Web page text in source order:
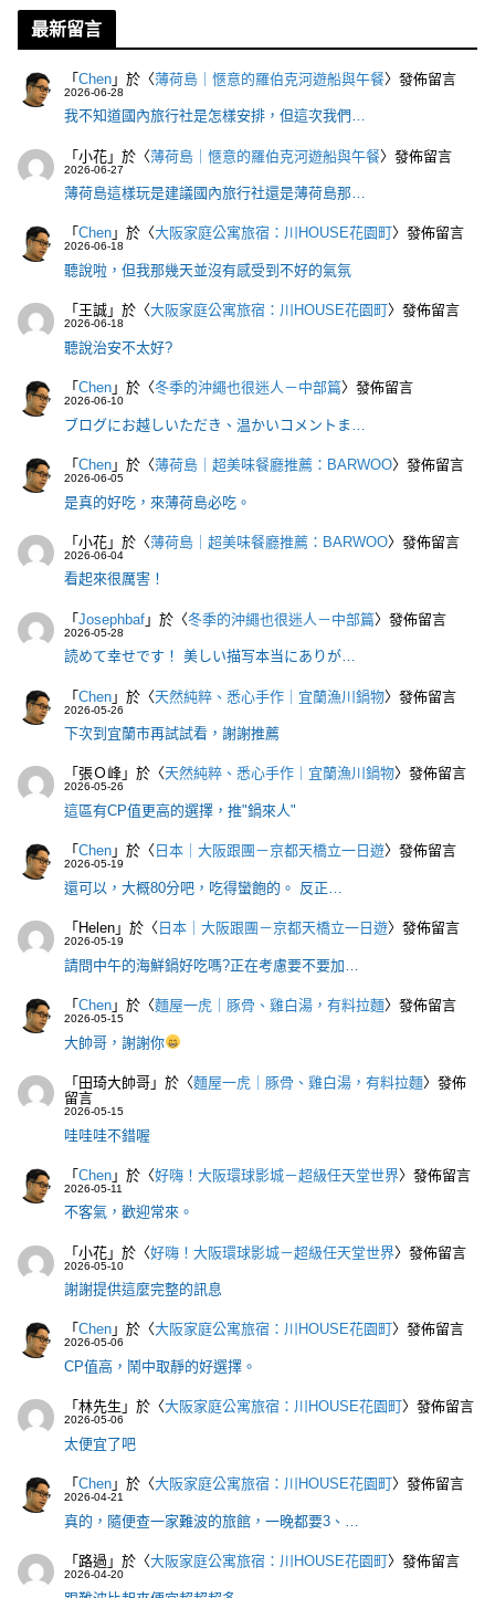
最新留言
「Chen 」於〈薄荷島｜愜意的羅伯克河遊船與午餐〉發佈留言
2026-06-28
我不知道國內旅行社是怎樣安排，但這次我們…
「小花 」於〈薄荷島｜愜意的羅伯克河遊船與午餐〉發佈留言
2026-06-27
薄荷島這樣玩是建議國內旅行社還是薄荷島那…
「Chen 」於〈大阪家庭公寓旅宿：川HOUSE花園町〉發佈留言
2026-06-18
聽說啦，但我那幾天並沒有感受到不好的氣氛
「 王誠 」於〈大阪家庭公寓旅宿：川HOUSE花園町〉發佈留言
2026-06-18
聽說治安不太好?
「Chen 」於〈冬季的沖繩也很迷人－中部篇〉發佈留言
2026-06-10
ブログにお越しいただき、温かいコメントま…
「Chen 」於〈薄荷島｜超美味餐廳推薦：BARWOO〉發佈留言
2026-06-05
是真的好吃，來薄荷島必吃。
「小花 」於〈薄荷島｜超美味餐廳推薦：BARWOO〉發佈留言
2026-06-04
看起來很厲害！
「Josephbaf 」於〈冬季的沖繩也很迷人－中部篇〉發佈留言
2026-05-28
読めて幸せです！ 美しい描写本当にありが…
「Chen 」於〈天然純粹、悉心手作｜宜蘭漁川鍋物〉發佈留言
2026-05-26
下次到宜蘭市再試試看，謝謝推薦
「張Ｏ峰 」於〈天然純粹、悉心手作｜宜蘭漁川鍋物〉發佈留言
2026-05-26
這區有CP值更高的選擇，推"鍋來人"
「Chen 」於〈 日本｜大阪跟團－京都天橋立一日遊〉發佈留言
2026-05-19
還可以，大概80分吧，吃得蠻飽的。 反正…
「 Helen 」於〈 日本｜大阪跟團－京都天橋立一日遊〉發佈留言
2026-05-19
請問中午的海鮮鍋好吃嗎?正在考慮要不要加…
「Chen 」於〈麵屋一虎｜豚骨、雞白湯，有料拉麵〉發佈留言
2026-05-15
大帥哥，謝謝你
「 田琦大帥哥 」於〈麵屋一虎｜豚骨、雞白湯，有料拉麵〉發佈
留言
2026-05-15
哇哇哇不錯喔
「Chen 」於〈好嗨！大阪環球影城－超級任天堂世界〉發佈留言
2026-05-11
不客氣，歡迎常來。
「小花 」於〈好嗨！大阪環球影城－超級任天堂世界〉發佈留言
2026-05-10
謝謝提供這麼完整的訊息
「Chen 」於〈大阪家庭公寓旅宿：川HOUSE花園町〉發佈留言
2026-05-06
CP值高，鬧中取靜的好選擇。
「林先生 」於〈大阪家庭公寓旅宿：川HOUSE花園町〉發佈留言
2026-05-06
太便宜了吧
「Chen 」於〈大阪家庭公寓旅宿：川HOUSE花園町〉發佈留言
2026-04-21
真的，隨便查一家難波的旅館，一晚都要3、…
「 路過 」於〈大阪家庭公寓旅宿：川HOUSE花園町〉發佈留言
2026-04-20